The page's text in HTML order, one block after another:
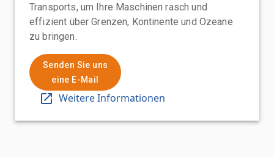
Transports, um Ihre Maschinen rasch und
effizient über Grenzen, Kontinente und Ozeane
zu bringen.
Senden Sie uns
eine E-Mail
Weitere Informationen